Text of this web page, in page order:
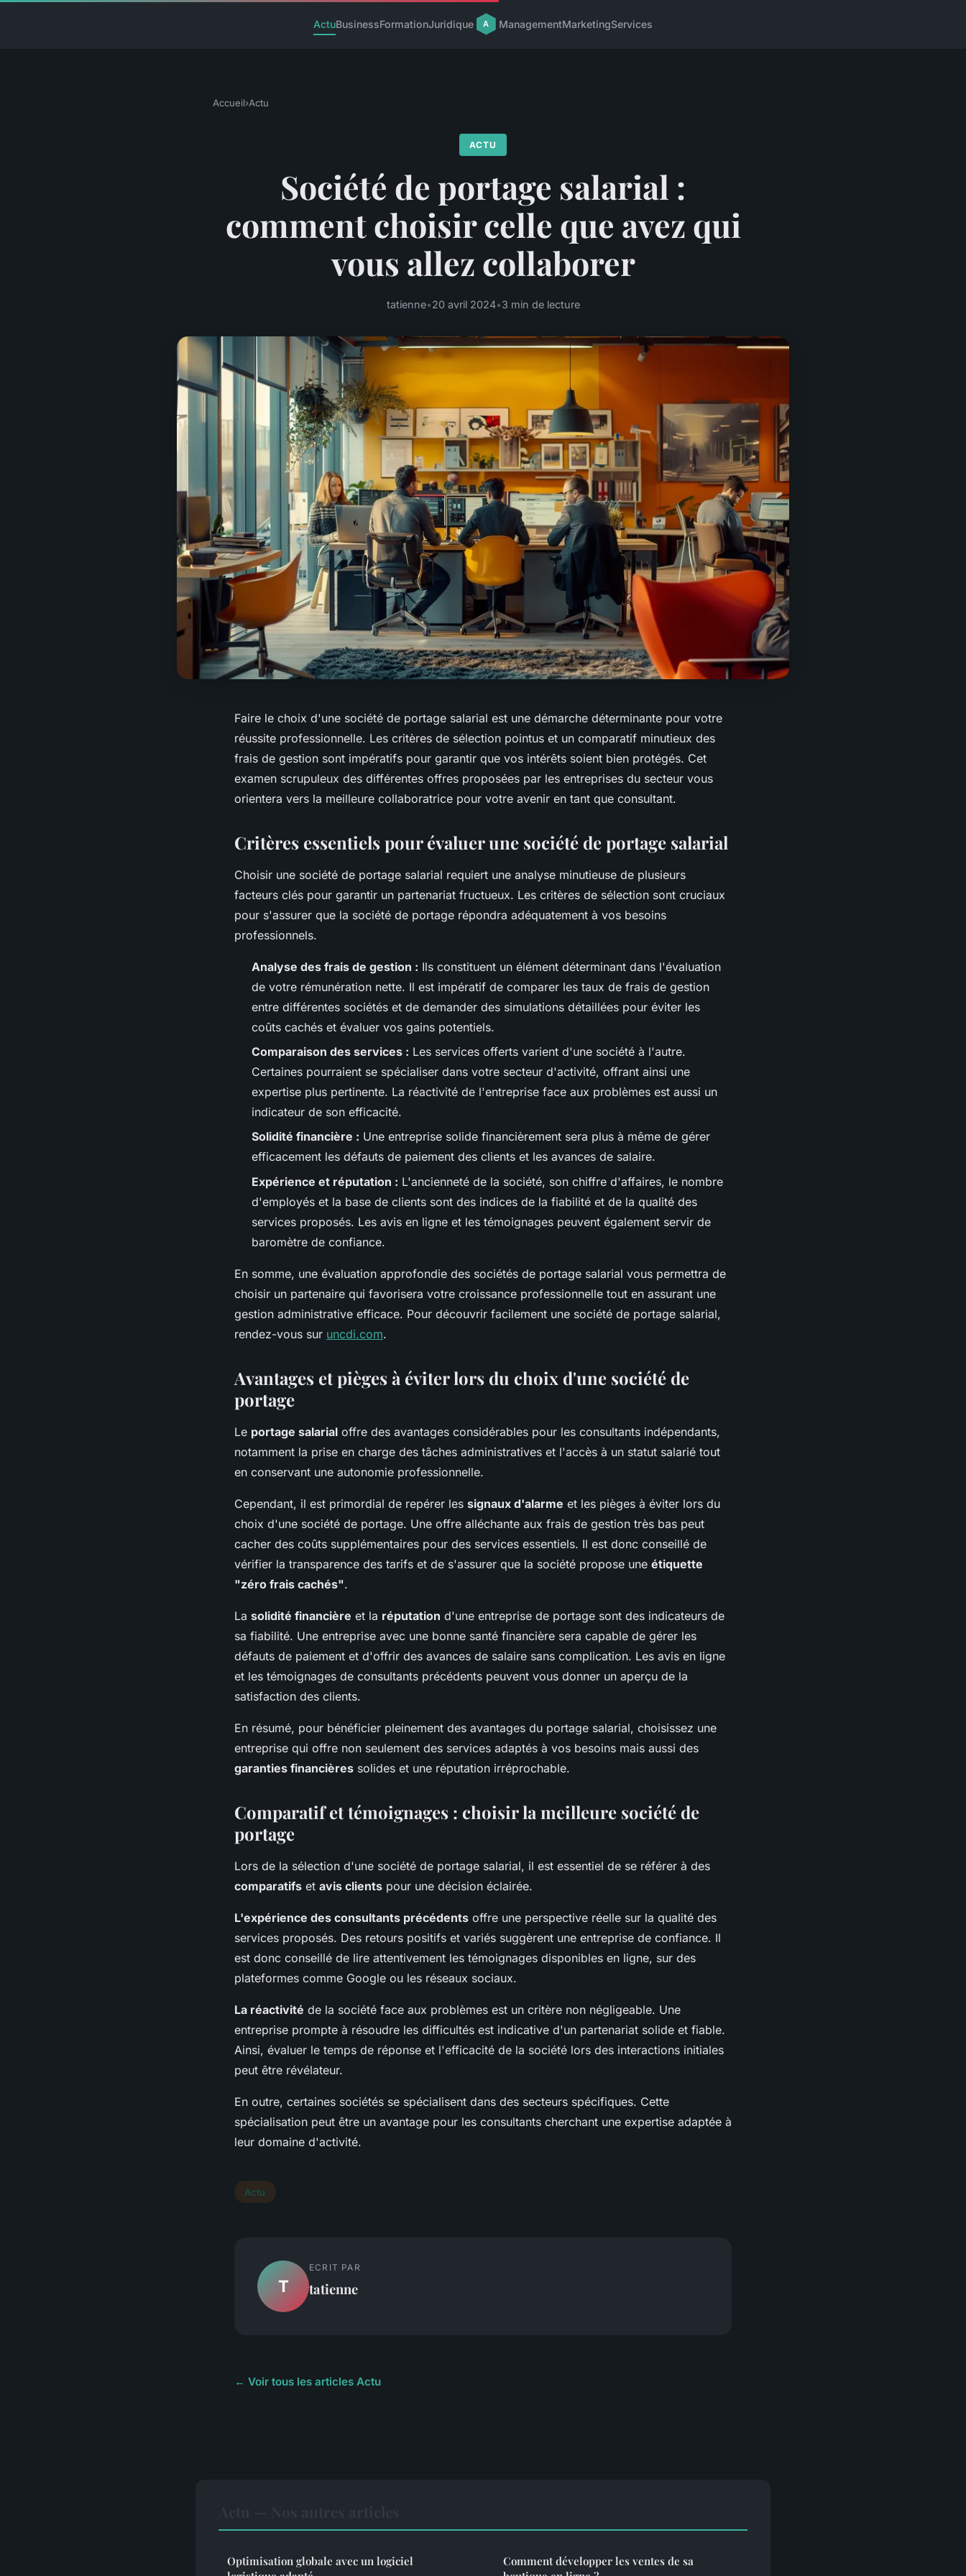
ActuBusinessFormationJuridique ManagementMarketingServices
Accueil›Actu
ACTU
Société de portage salarial :
comment choisir celle que avez qui
vous allez collaborer
tatienne•20 avril 2024•3 min de lecture
Faire le choix d'une société de portage salarial est une démarche déterminante pour votre
réussite professionnelle. Les critères de sélection pointus et un comparatif minutieux des
frais de gestion sont impératifs pour garantir que vos intérêts soient bien protégés. Cet
examen scrupuleux des différentes offres proposées par les entreprises du secteur vous
orientera vers la meilleure collaboratrice pour votre avenir en tant que consultant.
Critères essentiels pour évaluer une société de portage salarial
Choisir une société de portage salarial requiert une analyse minutieuse de plusieurs
facteurs clés pour garantir un partenariat fructueux. Les critères de sélection sont cruciaux
pour s'assurer que la société de portage répondra adéquatement à vos besoins
professionnels.
Analyse des frais de gestion : Ils constituent un élément déterminant dans l'évaluation
de votre rémunération nette. Il est impératif de comparer les taux de frais de gestion
entre différentes sociétés et de demander des simulations détaillées pour éviter les
coûts cachés et évaluer vos gains potentiels.
Comparaison des services : Les services offerts varient d'une société à l'autre.
Certaines pourraient se spécialiser dans votre secteur d'activité, offrant ainsi une
expertise plus pertinente. La réactivité de l'entreprise face aux problèmes est aussi un
indicateur de son efficacité.
Solidité financière : Une entreprise solide financièrement sera plus à même de gérer
efficacement les défauts de paiement des clients et les avances de salaire.
Expérience et réputation : L'ancienneté de la société, son chiffre d'affaires, le nombre
d'employés et la base de clients sont des indices de la fiabilité et de la qualité des
services proposés. Les avis en ligne et les témoignages peuvent également servir de
baromètre de confiance.
En somme, une évaluation approfondie des sociétés de portage salarial vous permettra de
choisir un partenaire qui favorisera votre croissance professionnelle tout en assurant une
gestion administrative efficace. Pour découvrir facilement une société de portage salarial,
rendez-vous sur uncdi.com.
Avantages et pièges à éviter lors du choix d'une société de
portage
Le portage salarial offre des avantages considérables pour les consultants indépendants,
notamment la prise en charge des tâches administratives et l'accès à un statut salarié tout
en conservant une autonomie professionnelle.
Cependant, il est primordial de repérer les signaux d'alarme et les pièges à éviter lors du
choix d'une société de portage. Une offre alléchante aux frais de gestion très bas peut
cacher des coûts supplémentaires pour des services essentiels. Il est donc conseillé de
vérifier la transparence des tarifs et de s'assurer que la société propose une étiquette
"zéro frais cachés".
La solidité financière et la réputation d'une entreprise de portage sont des indicateurs de
sa fiabilité. Une entreprise avec une bonne santé financière sera capable de gérer les
défauts de paiement et d'offrir des avances de salaire sans complication. Les avis en ligne
et les témoignages de consultants précédents peuvent vous donner un aperçu de la
satisfaction des clients.
En résumé, pour bénéficier pleinement des avantages du portage salarial, choisissez une
entreprise qui offre non seulement des services adaptés à vos besoins mais aussi des
garanties financières solides et une réputation irréprochable.
Comparatif et témoignages : choisir la meilleure société de
portage
Lors de la sélection d'une société de portage salarial, il est essentiel de se référer à des
comparatifs et avis clients pour une décision éclairée.
L'expérience des consultants précédents offre une perspective réelle sur la qualité des
services proposés. Des retours positifs et variés suggèrent une entreprise de confiance. Il
est donc conseillé de lire attentivement les témoignages disponibles en ligne, sur des
plateformes comme Google ou les réseaux sociaux.
La réactivité de la société face aux problèmes est un critère non négligeable. Une
entreprise prompte à résoudre les difficultés est indicative d'un partenariat solide et fiable.
Ainsi, évaluer le temps de réponse et l'efficacité de la société lors des interactions initiales
peut être révélateur.
En outre, certaines sociétés se spécialisent dans des secteurs spécifiques. Cette
spécialisation peut être un avantage pour les consultants cherchant une expertise adaptée à
leur domaine d'activité.
Actu
T
ECRIT PAR
tatienne
← Voir tous les articles Actu
Optimisation globale avec un logiciel
Comment développer les ventes de sa